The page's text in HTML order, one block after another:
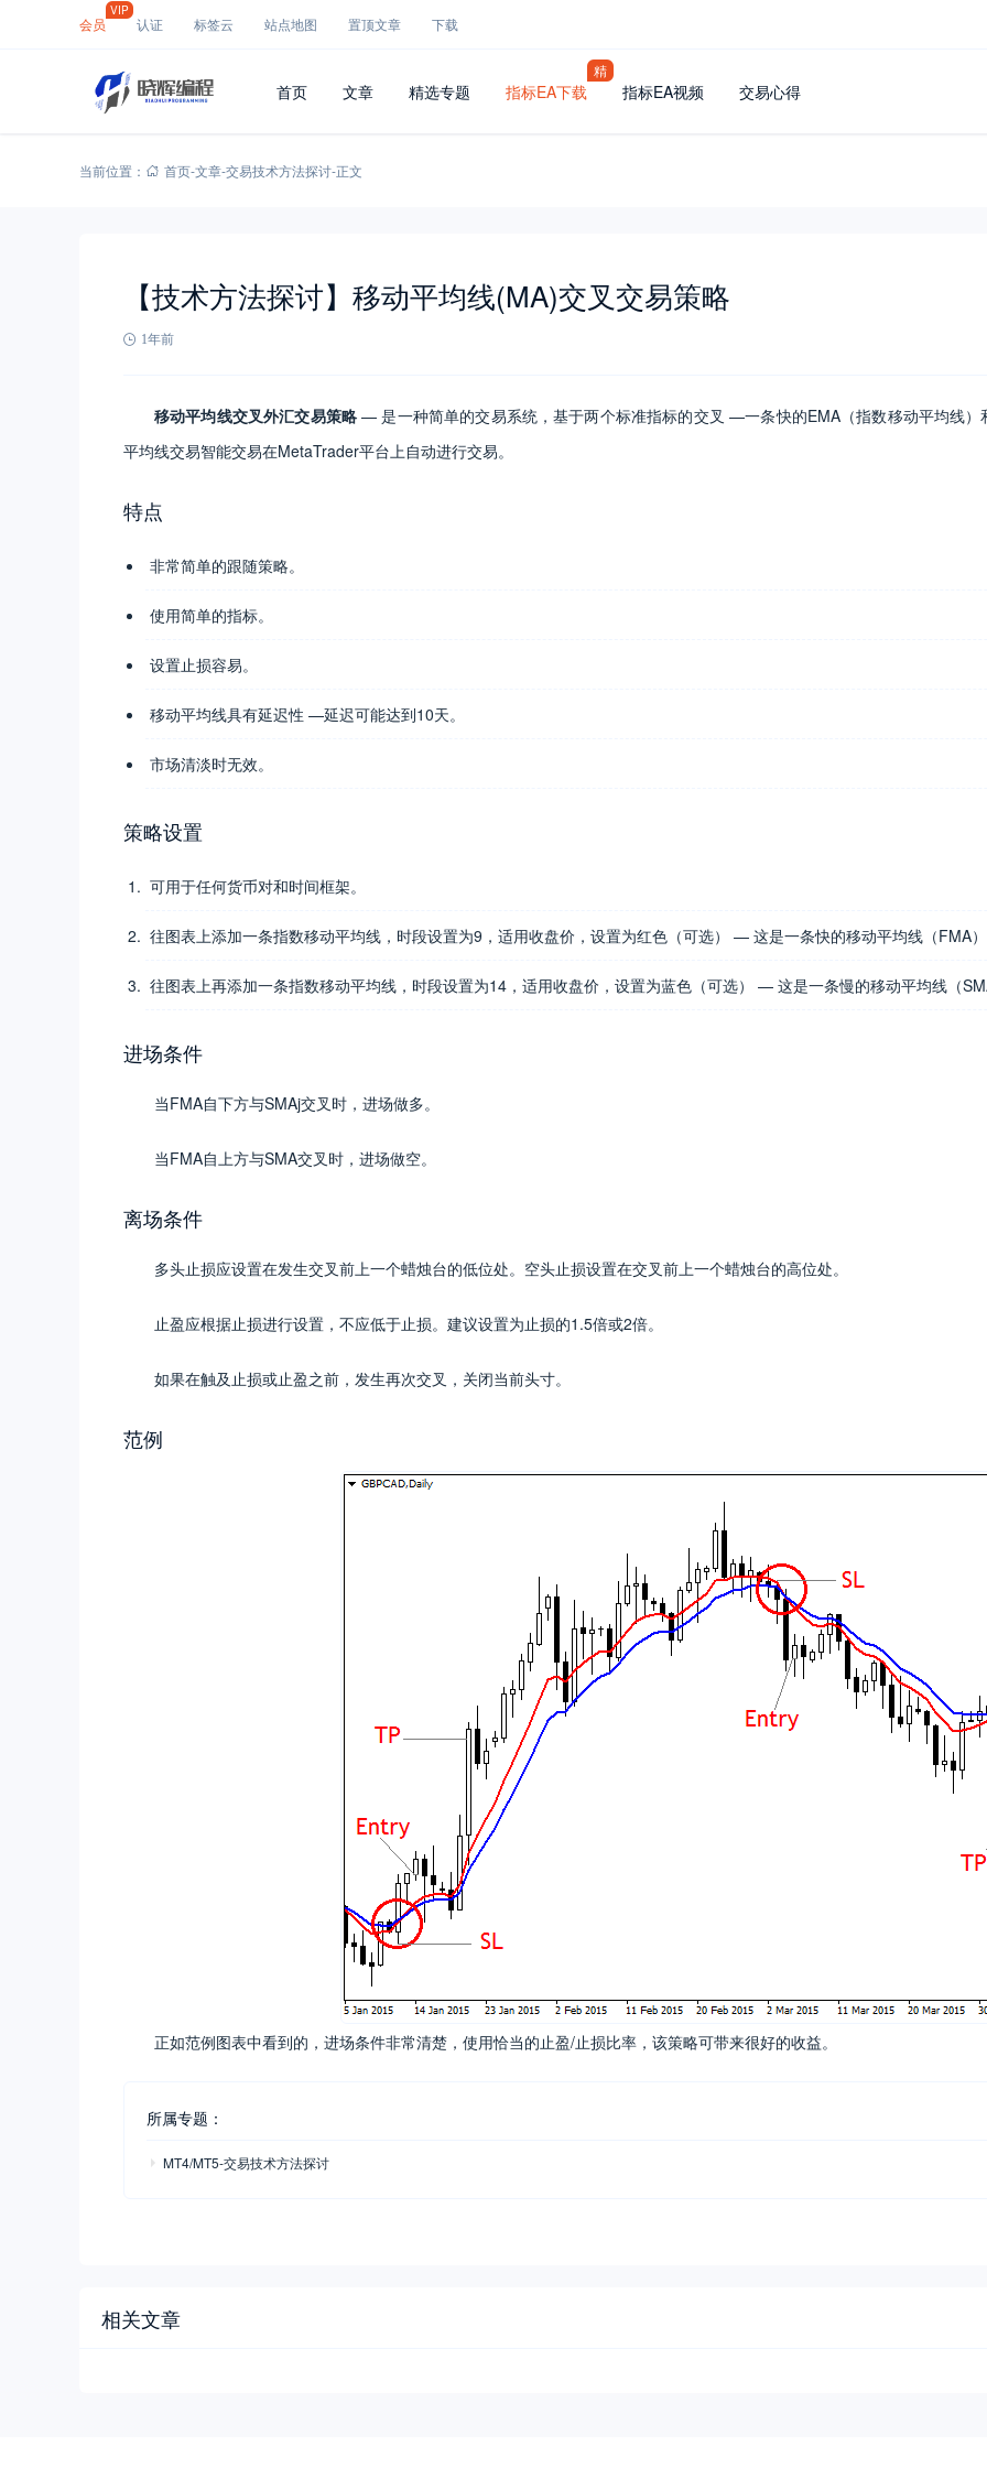
会员
VIP
认证 标签云 站点地图 置顶文章 下载
首页 文章 精选专题 指标EA下载
精
指标EA视频 交易心得
当前位置： 首页-文章-交易技术方法探讨-正文
【技术方法探讨】移动平均线(MA)交叉交易策略
1年前
移动平均线交叉外汇交易策略 — 是一种简单的交易系统，基于两个标准指标的交叉 —一条快的EMA（指数移动平均线
平均线交易智能交易在MetaTrader平台上自动进行交易。
特点
非常简单的跟随策略。
使用简单的指标。
设置止损容易。
移动平均线具有延迟性 —延迟可能达到10天。
市场清淡时无效。
策略设置
可用于任何货币对和时间框架。
往图表上添加一条指数移动平均线，时段设置为9，适用收盘价，设置为红色（可选） — 这是一条快的移动平均线（FMA）
往图表上再添加一条指数移动平均线，时段设置为14，适用收盘价，设置为蓝色（可选） — 这是一条慢的移动平均线（
进场条件
当FMA自下方与SMAj交叉时，进场做多。
当FMA自上方与SMA交叉时，进场做空。
离场条件
多头止损应设置在发生交叉前上一个蜡烛台的低位处。空头止损设置在交叉前上一个蜡烛台的高位处。
止盈应根据止损进行设置，不应低于止损。建议设置为止损的1.5倍或2倍。
如果在触及止损或止盈之前，发生再次交叉，关闭当前头寸。
范例
正如范例图表中看到的，进场条件非常清楚，使用恰当的止盈/止损比率，该策略可带来很好的收益。
所属专题：
MT4/MT5-交易技术方法探讨
相关文章